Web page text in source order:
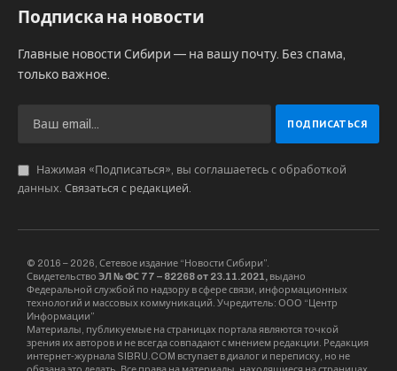
Подписка на новости
Главные новости Сибири — на вашу почту. Без спама,
только важное.
Нажимая «Подписаться», вы соглашаетесь с обработкой
данных. Связаться с редакцией.
© 2016 – 2026, Сетевое издание “Новости Сибири”.
Свидетельство ЭЛ № ФС 77 – 82268 от 23.11.2021, выдано
Федеральной службой по надзору в сфере связи, информационных
технологий и массовых коммуникаций. Учредитель: ООО “Центр
Информации”
Материалы, публикуемые на страницах портала являются точкой
зрения их авторов и не всегда совпадают с мнением редакции. Редакция
интернет-журнала SIBRU.COM вступает в диалог и переписку, но не